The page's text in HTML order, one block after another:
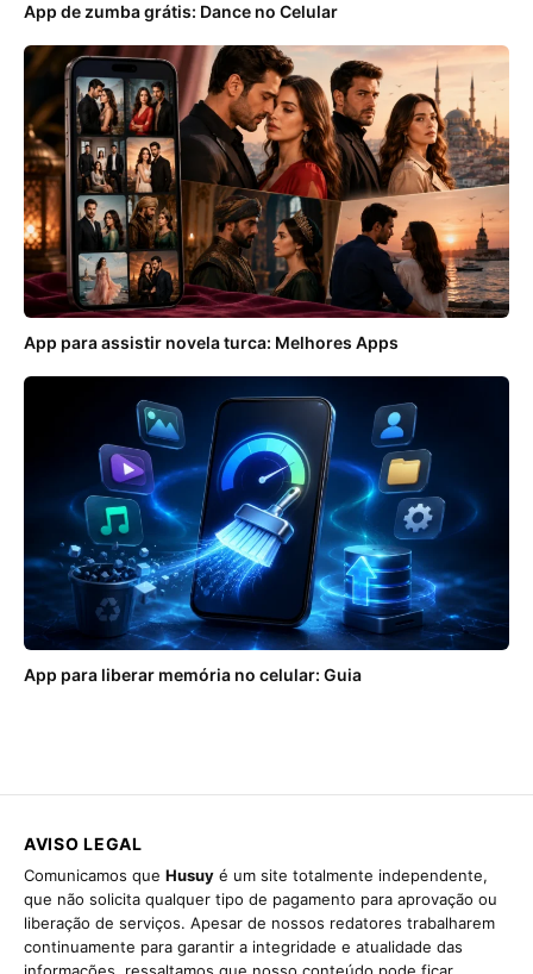
App de zumba grátis: Dance no Celular
App para assistir novela turca: Melhores Apps
App para liberar memória no celular: Guia
AVISO LEGAL
Comunicamos que Husuy é um site totalmente independente,
que não solicita qualquer tipo de pagamento para aprovação ou
liberação de serviços. Apesar de nossos redatores trabalharem
continuamente para garantir a integridade e atualidade das